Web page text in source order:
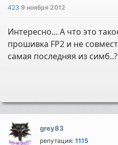
4239 ноября 2012
Интересно... А что это
прошивка FP2 и не
самая последняя из симб..?
grey83
репутация:1115